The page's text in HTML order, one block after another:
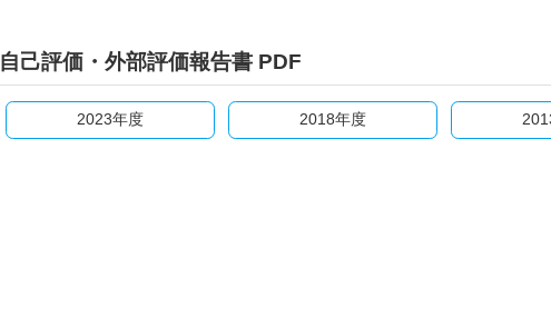
自己評価・外部評価報告書 PDF
2023年度 2018年度